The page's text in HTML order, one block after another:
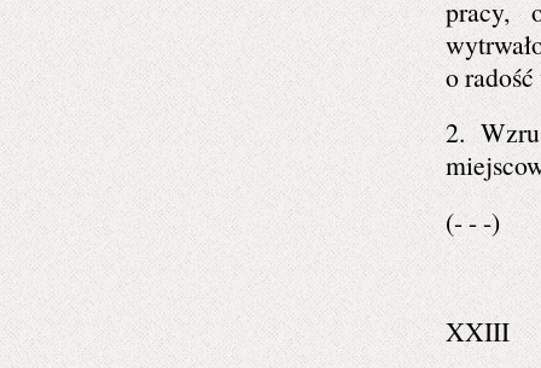
pracy,
o
2.
(- - -)
XXIII